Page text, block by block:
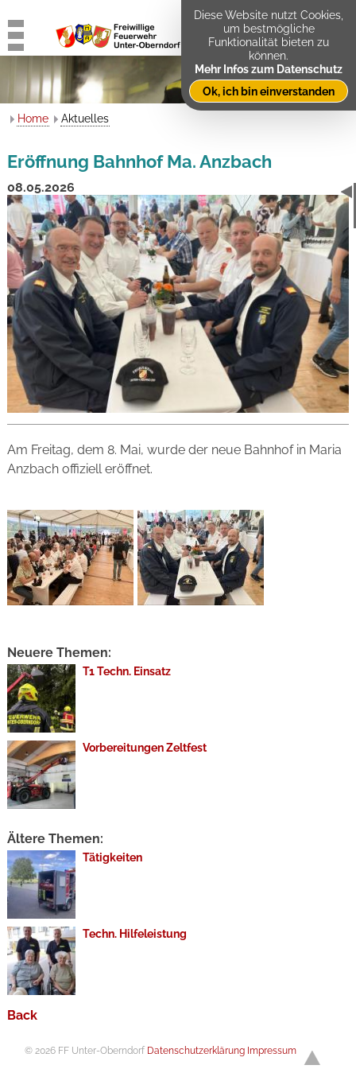
Home Aktuelles
Eröffnung Bahnhof Ma. Anzbach
08.05.2026
Am Freitag, dem 8. Mai, wurde der neue Bahnhof in Maria
Anzbach offiziell eröffnet.
Neuere Themen:
T1 Techn. Einsatz
Vorbereitungen Zeltfest
Ältere Themen:
Tätigkeiten
Techn. Hilfeleistung
Back
© 2026 FF Unter-Oberndorf Datenschutzerklärung Impressum
Diese Website nutzt Cookies,
um bestmögliche
Funktionalität bieten zu
können.
Mehr Infos zum Datenschutz
Ok, ich bin einverstanden